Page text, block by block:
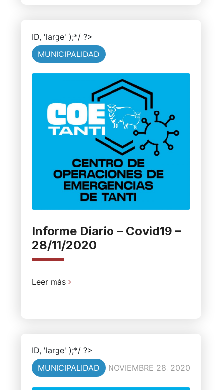
ID, 'large' );*/ ?>
MUNICIPALIDAD
Informe Diario – Covid19 –
28/11/2020
Leer más
ID, 'large' );*/ ?>
MUNICIPALIDAD
NOVIEMBRE 28, 2020